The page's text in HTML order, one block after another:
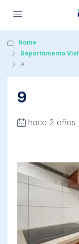
Home
Departamento
9
9
hace 2 años